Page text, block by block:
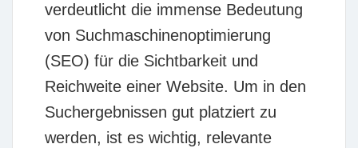
verdeutlicht die immense Bedeutung
von Suchmaschinenoptimierung
(SEO) für die Sichtbarkeit und
Reichweite einer Website. Um in den
Suchergebnissen gut platziert zu
werden, ist es wichtig, relevante